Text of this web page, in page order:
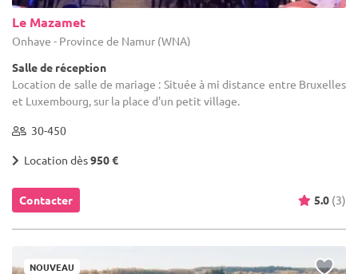
Le Mazamet
Onhaye - Province de Namur (WNA)
Salle de réception
Location de salle de mariage : Située à mi distance entre Bruxelles
et Luxembourg, sur la place d'un petit village.
30-450
Location dès950 €
Contacter 5.0 (3)
NOUVEAU